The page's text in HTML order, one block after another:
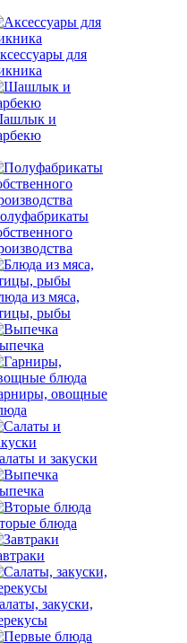
для
и
из мяса,
рыбы
овощные
и закуски
блюда
закуски,